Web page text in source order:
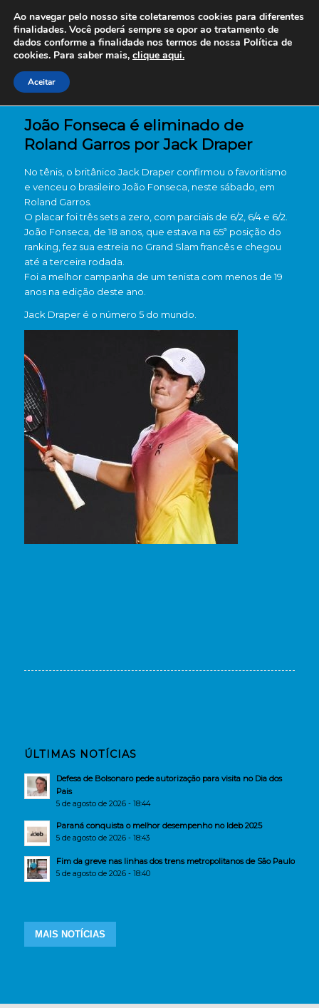
João Fonseca é eliminado de
Roland Garros por Jack Draper
No tênis, o britânico Jack Draper confirmou o favoritismo
e venceu o brasileiro João Fonseca, neste sábado, em
Roland Garros.
O placar foi três sets a zero, com parciais de 6/2, 6/4 e 6/2.
João Fonseca, de 18 anos, que estava na 65ª posição do
ranking, fez sua estreia no Grand Slam francês e chegou
até a terceira rodada.
Foi a melhor campanha de um tenista com menos de 19
anos na edição deste ano.
Jack Draper é o número 5 do mundo.
ÚLTIMAS NOTÍCIAS
Defesa de Bolsonaro pede autorização para visita no Dia dos
Pais
5 de agosto de 2026 - 18:44
Paraná conquista o melhor desempenho no Ideb 2025
5 de agosto de 2026 - 18:43
Fim da greve nas linhas dos trens metropolitanos de São Paulo
5 de agosto de 2026 - 18:40
MAIS NOTÍCIAS
Ao navegar pelo nosso site coletaremos cookies para diferentes
finalidades. Você poderá sempre se opor ao tratamento de
dados conforme a finalidade nos termos de nossa Política de
cookies. Para saber mais, clique aqui.
Aceitar